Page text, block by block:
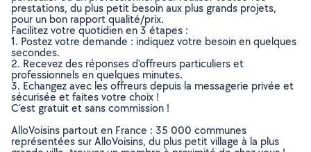
prestations, du plus petit besoin aux plus grands projets,
pour un bon rapport qualité/prix.
Facilitez votre quotidien en 3 étapes :
1. Postez votre demande : indiquez votre besoin en quelques
secondes.
2. Recevez des réponses d’offreurs particuliers et
professionnels en quelques minutes.
3. Echangez avec les offreurs depuis la messagerie privée et
sécurisée et faites votre choix !
C’est gratuit et sans commission !
AlloVoisins partout en France : 35 000 communes
représentées sur AlloVoisins, du plus petit village à la plus